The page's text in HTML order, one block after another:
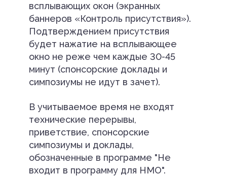
всплывающих окон (экранных
баннеров «Контроль присутствия»).
Подтверждением присутствия
будет нажатие на всплывающее
окно не реже чем каждые 30-45
минут (спонсорские доклады и
симпозиумы не идут в зачет).
В учитываемое время не входят
технические перерывы,
приветствие, спонсорские
симпозиумы и доклады,
обозначенные в программе "Не
входит в программу для НМО".